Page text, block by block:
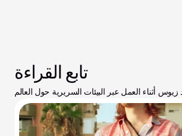
تابع القراءة
أثناء العمل عبر البيئات السريرية حول العالم